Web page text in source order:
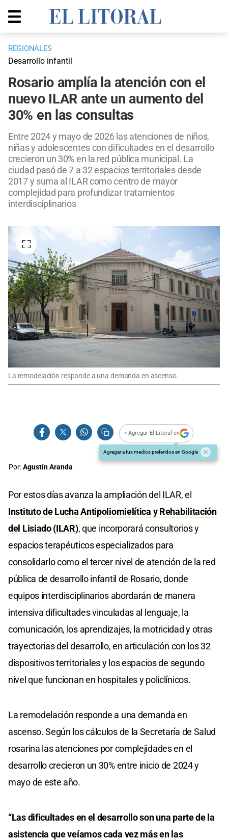
REGIONALES
Desarrollo infantil
Rosario amplía la atención con el
nuevo ILAR ante un aumento del
30% en las consultas
Entre 2024 y mayo de 2026 las atenciones de niños,
niñas y adolescentes con dificultades en el desarrollo
crecieron un 30% en la red pública municipal. La
ciudad pasó de 7 a 32 espacios territoriales desde
2017 y suma al ILAR como centro de mayor
complejidad para profundizar tratamientos
interdisciplinarios
La remodelación responde a una demanda en ascenso.
+ Agregar El Litoral en
Agregar a tus medios preferidos en Google
Por:Agustín Aranda
Por estos días avanza la ampliación del ILAR, el
Instituto de Lucha Antipoliomielítica y Rehabilitación
del Lisiado (ILAR), que incorporará consultorios y
espacios terapéuticos especializados para
consolidarlo como el tercer nivel de atención de la red
pública de desarrollo infantil de Rosario, donde
equipos interdisciplinarios abordarán de manera
intensiva dificultades vinculadas al lenguaje, la
comunicación, los aprendizajes, la motricidad y otras
trayectorias del desarrollo, en articulación con los 32
dispositivos territoriales y los espacios de segundo
nivel que funcionan en hospitales y policlínicos.
La remodelación responde a una demanda en
ascenso. Según los cálculos de la Secretaría de Salud
rosarina las atenciones por complejidades en el
desarrollo crecieron un 30% entre inicio de 2024 y
mayo de este año.
“Las dificultades en el desarrollo son una parte de la
asistencia que veíamos cada vez más en las